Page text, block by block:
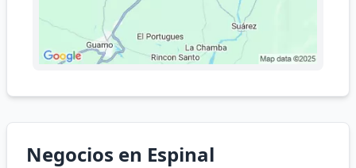
Negocios en Espinal